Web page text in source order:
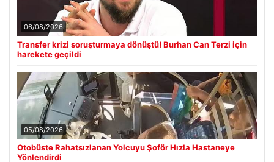
06/08/2026
Transfer krizi soruşturmaya dönüştü! Burhan Can Terzi için
harekete geçildi
05/08/2026
Otobüste Rahatsızlanan Yolcuyu Şoför Hızla Hastaneye
Yönlendirdi